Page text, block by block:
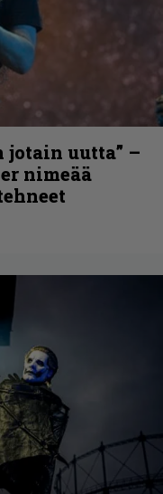
jotain uutta” –
nimeää